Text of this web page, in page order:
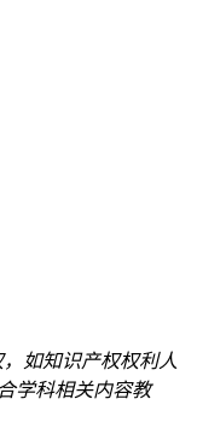
如知识产权权利人
学科相关内容教